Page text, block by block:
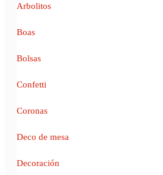
Arbolitos
Boas
Bolsas
Confetti
Coronas
Deco de mesa
Decoración